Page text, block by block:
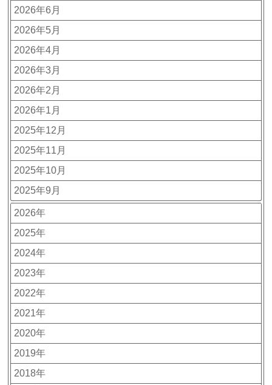
2026年6月
2026年5月
2026年4月
2026年3月
2026年2月
2026年1月
2025年12月
2025年11月
2025年10月
2025年9月
2026年
2025年
2024年
2023年
2022年
2021年
2020年
2019年
2018年